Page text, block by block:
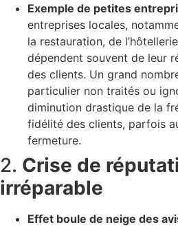
Exemple de petites
entreprises locales,
la restauration, de
dépendent souvent de leur
des clients. Un grand
particulier non traités ou
diminution drastique de la
fidélité des clients, parfois
fermeture.
2. Crise de
irréparable
Effet boule de neige des